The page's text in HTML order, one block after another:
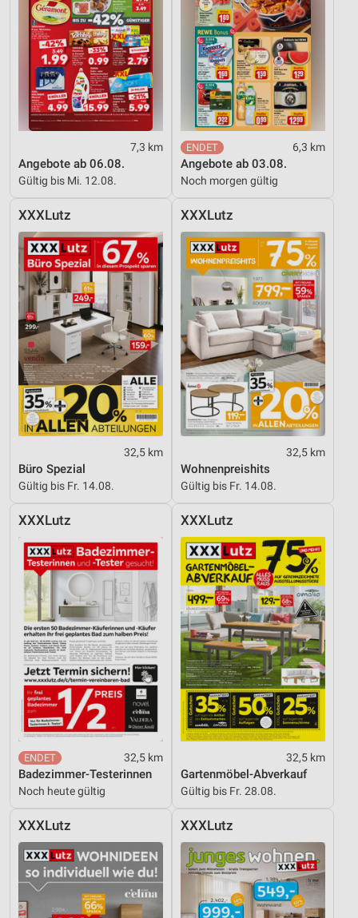
7,3 km
Angebote ab 06.08.
Gültig bis Mi. 12.08.
6,3 km
Angebote ab 03.08.
Noch morgen gültig
XXXLutz
32,5 km
Büro Spezial
Gültig bis Fr. 14.08.
XXXLutz
32,5 km
Wohnenpreishits
Gültig bis Fr. 14.08.
XXXLutz
32,5 km
Badezimmer-Testerinnen
Noch heute gültig
XXXLutz
32,5 km
Gartenmöbel-Abverkauf
Gültig bis Fr. 28.08.
XXXLutz XXXLutz